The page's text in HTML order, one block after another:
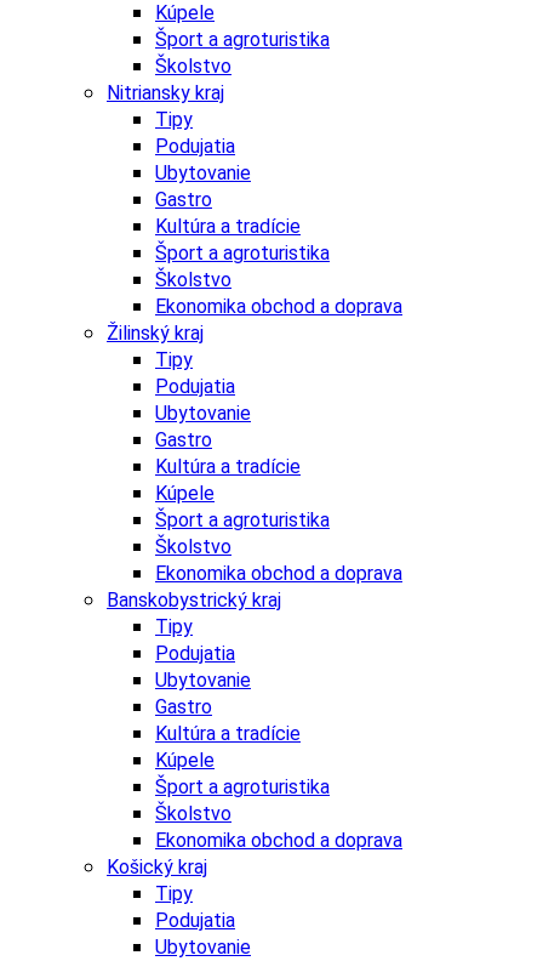
Kúpele
Šport a agroturistika
Školstvo
Nitriansky kraj
Tipy
Podujatia
Ubytovanie
Gastro
Kultúra a tradície
Šport a agroturistika
Školstvo
Ekonomika obchod a doprava
Žilinský kraj
Tipy
Podujatia
Ubytovanie
Gastro
Kultúra a tradície
Kúpele
Šport a agroturistika
Školstvo
Ekonomika obchod a doprava
Banskobystrický kraj
Tipy
Podujatia
Ubytovanie
Gastro
Kultúra a tradície
Kúpele
Šport a agroturistika
Školstvo
Ekonomika obchod a doprava
Košický kraj
Tipy
Podujatia
Ubytovanie